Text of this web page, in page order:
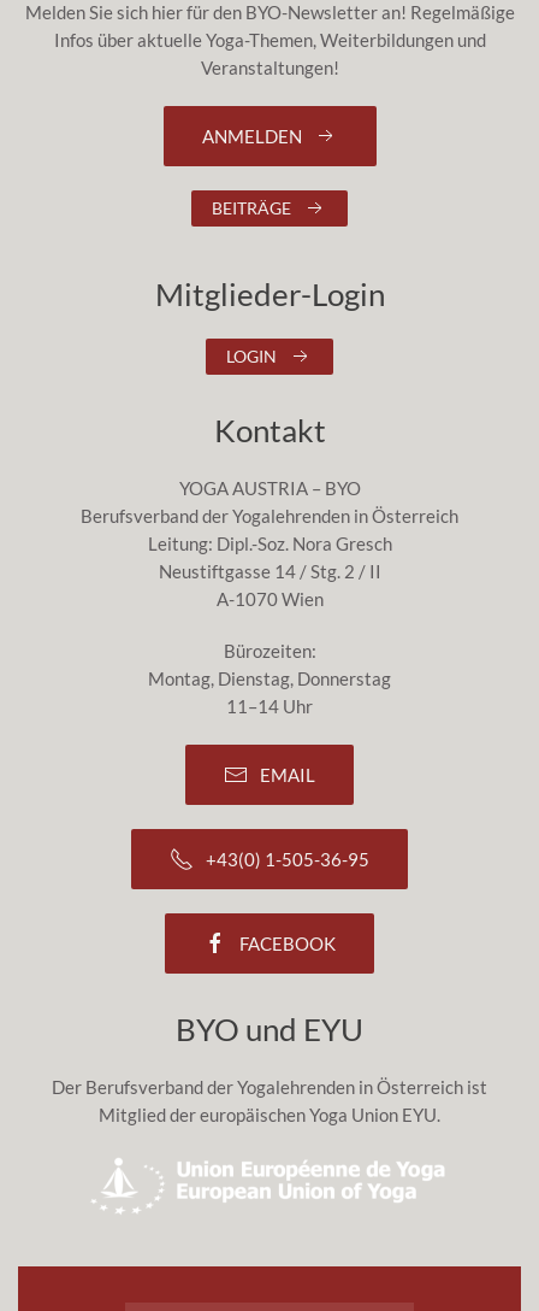
Melden Sie sich hier für den BYO-Newsletter an! Regelmäßige
Infos über aktuelle Yoga-Themen, Weiterbildungen und
Veranstaltungen!
ANMELDEN
BEITRÄGE
Mitglieder-Login
LOGIN
Kontakt
YOGA AUSTRIA – BYO
Berufsverband der Yogalehrenden in Österreich
Leitung: Dipl.-Soz. Nora Gresch
Neustiftgasse 14 / Stg. 2 / II
A-1070 Wien
Bürozeiten:
Montag, Dienstag, Donnerstag
11–14 Uhr
EMAIL
+43(0) 1-505-36-95
FACEBOOK
BYO und EYU
Der Berufsverband der Yogalehrenden in Österreich ist
Mitglied der europäischen Yoga Union EYU.